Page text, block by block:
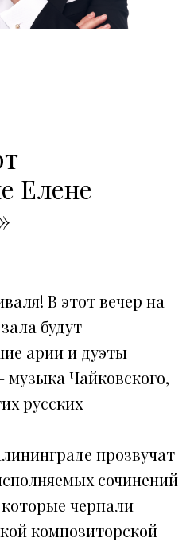
Елене
В этот вечер на
будут
арии и дуэты
музыка Чайковского,
русских
прозвучат
сочинений
черпали
композиторской